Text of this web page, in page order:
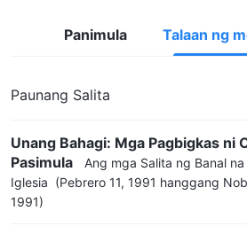
Panimula Talaan ng
Paunang Salita
Unang Bahagi: Mga Pagbigkas ni
Pasimula
Ang mga Salita ng Banal
Iglesia (Pebrero 11, 1991 hanggang
1991)